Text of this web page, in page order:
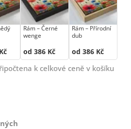
Rám –⁠⁠⁠⁠⁠⁠ Černé
wenge
od 386 Kč
Rám –⁠⁠⁠⁠⁠⁠ Přírodní
dub
od 386 Kč
k celkové ceně v košíku